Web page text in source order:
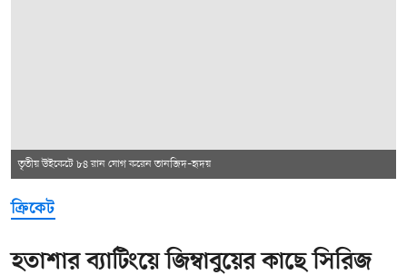
তৃতীয় উইকেটে ৮৪ রান যোগ করেন তানজিদ–হৃদয়
ক্রিকেট
হতাশার ব্যাটিংয়ে জিম্বাবুয়ের কাছে সিরিজ